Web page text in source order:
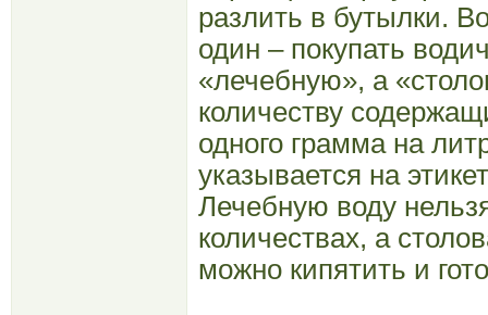
разлить в бутылки.
один – покупать
«лечебную», а
количеству
одного грамма на
указывается на
Лечебную воду
количествах, а
можно кипятить и